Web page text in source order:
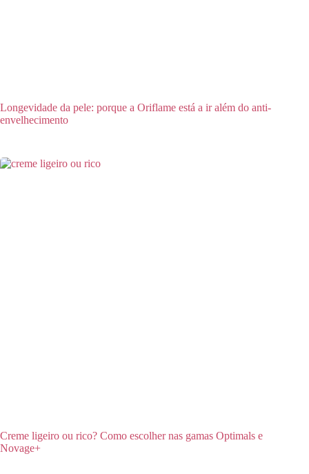
Longevidade da pele: porque a Oriflame está a ir além do anti-
envelhecimento
Creme ligeiro ou rico? Como escolher nas gamas Optimals e
Novage+